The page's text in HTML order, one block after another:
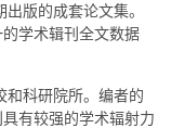
版的成套论文集。
学术辑刊全文数据
和科研院所。编者的
有较强的学术辐射力